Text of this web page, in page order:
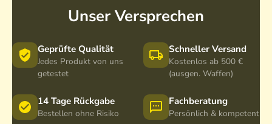
Unser Versprechen
Geprüfte Qualität
Jedes Produkt von uns
getestet
Schneller Versand
Kostenlos ab 500 €
(ausgen. Waffen)
14 Tage Rückgabe
Bestellen ohne Risiko
Fachberatung
Persönlich & kompetent